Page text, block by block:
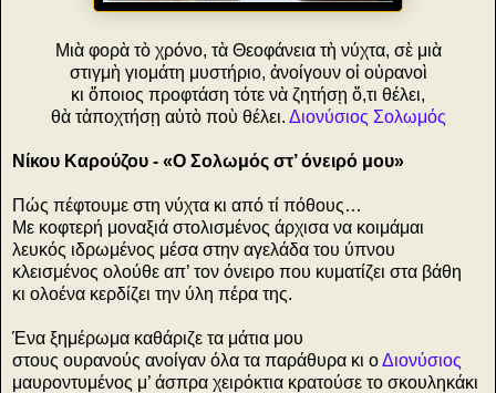
Μιὰ φορὰ τὸ χρόνο, τὰ Θεοφάνεια τὴ νύχτα, σὲ μιὰ
στιγμὴ γιομάτη μυστήριο, ἀνοίγουν οἱ οὐρανοὶ
κι ὅποιος προφτάση τότε νὰ ζητήσῃ ὅ,τι θέλει,
θὰ τἀποχτήσῃ αὐτὸ ποὺ θέλει. Διονύσιος Σολωμός
Νίκου Καρούζου - «Ο Σολωμός στ’ όνειρό μου»
Πώς πέφτουμε στη νύχτα κι από τί πόθους…
Με κοφτερή μοναξιά στολισμένος άρχισα να κοιμάμαι
λευκός ιδρωμένος μέσα στην αγελάδα του ύπνου
κλεισμένος ολούθε απ’ τον όνειρο που κυματίζει στα βάθη
κι ολοένα κερδίζει την ύλη πέρα της.
Ένα ξημέρωμα καθάριζε τα μάτια μου
στους ουρανούς ανοίγαν όλα τα παράθυρα κι οΔιονύσιος
μαυροντυμένος μ’ άσπρα χειρόκτια κρατούσε το σκουληκάκι